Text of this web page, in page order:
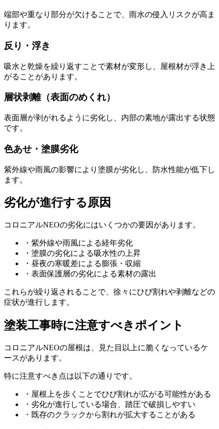
端部や重なり部分が欠けることで、雨水の侵入リスクが高ま
ります。
反り・浮き
吸水と乾燥を繰り返すことで素材が変形し、屋根材が浮き上
がることがあります。
層状剥離（表面のめくれ）
表面層が剥がれるように劣化し、内部の素地が露出する状態
です。
色あせ・塗膜劣化
紫外線や雨風の影響により塗膜が劣化し、防水性能が低下し
ます。
劣化が進行する原因
コロニアルNEOの劣化にはいくつかの要因があります。
・紫外線や雨風による経年劣化
・塗膜の劣化による吸水性の上昇
・昼夜の寒暖差による膨張・収縮
・表面保護層の劣化による素材の露出
これらが繰り返されることで、徐々にひび割れや剥離などの
症状が進行します。
塗装工事時に注意すべきポイント
コロニアルNEOの屋根は、見た目以上に脆くなっているケ
ースがあります。
特に注意すべき点は以下の通りです。
・屋根上を歩くことでひび割れが広がる可能性がある
・劣化が進行している場合、踏圧で破損しやすい
・既存のクラックから割れが拡大することがある